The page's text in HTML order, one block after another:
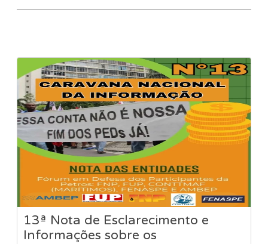
13ª Nota de Esclarecimento e
Informações sobre os